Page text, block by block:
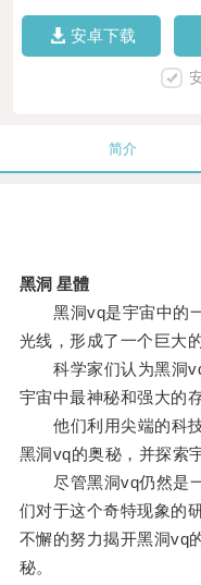
安卓下载
简介
黑洞 星體
黑洞vq是宇宙中的一
光线，形成了一个巨大
科学家们认为黑洞vq
宇宙中最神秘和强大的
他们利用尖端的科技
黑洞vq的奥秘，并探索
尽管黑洞vq仍然是一
们对于这个奇特现象的
不懈的努力揭开黑洞vq
秘。